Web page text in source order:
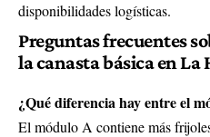
disponibilidades logísticas.
Preguntas frecuentes
la canasta básica en La
¿Qué diferencia hay entre el
El módulo A contiene más